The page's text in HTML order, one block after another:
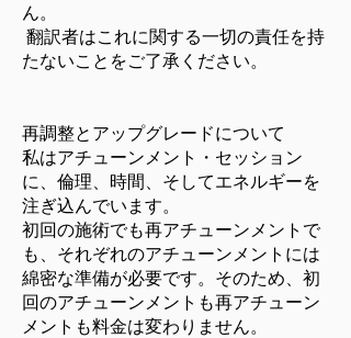
ん。
翻訳者はこれに関する一切の責任を持
たないことをご了承ください。
再調整とアップグレードについて
私はアチューンメント・セッション
に、倫理、時間、そしてエネルギーを
注ぎ込んでいます。
初回の施術でも再アチューンメントで
も、それぞれのアチューンメントには
綿密な準備が必要です。そのため、初
回のアチューンメントも再アチューン
メントも料金は変わりません。